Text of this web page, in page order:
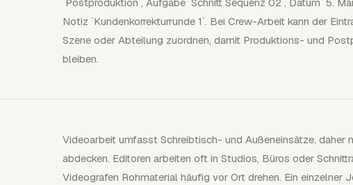
Notiz `Kundenkorrekturrunde 1`. Bei Crew-Arbeit kann der
Szene oder Abteilung zuordnen, damit Produktions- und
bleiben.
Videoarbeit umfasst Schreibtisch- und Außeneinsätze, daher
abdecken. Editoren arbeiten oft in Studios, Büros oder
Videografen Rohmaterial häufig vor Ort drehen. Ein einzelner